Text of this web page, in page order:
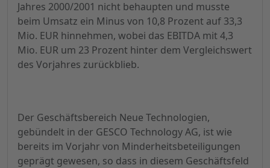
Jahres 2000/2001 nicht behaupten und musste
beim Umsatz ein Minus von 10,8 Prozent auf 33,3
Mio. EUR hinnehmen, wobei das EBITDA mit 4,3
Mio. EUR um 23 Prozent hinter dem Vergleichswert
des Vorjahres zurückblieb.
Der Geschäftsbereich Neue Technologien,
gebündelt in der GESCO Technology AG, ist wie
bereits im Vorjahr von Minderheitsbeteiligungen
geprägt gewesen, so dass in diesem Geschäftsfeld